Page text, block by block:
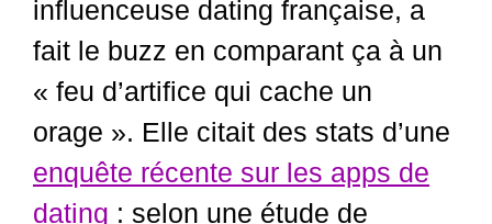
influenceuse dating française, a
fait le buzz en comparant ça à un
« feu d’artifice qui cache un
orage ». Elle citait des stats d’une
enquête récente sur les apps de
dating : selon une étude de